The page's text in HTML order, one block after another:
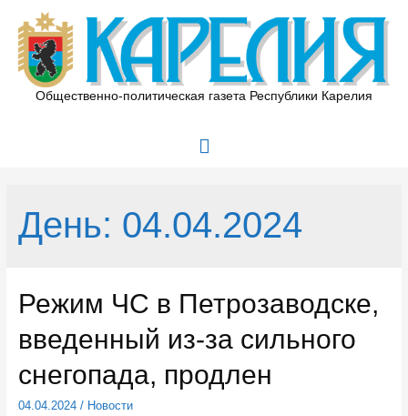
содержимому
Общественно-политическая газета Республики Карелия
Главное
День: 04.04.2024
Режим ЧС в Петрозаводске,
введенный из-за сильного
снегопада, продлен
04.04.2024/ Новости